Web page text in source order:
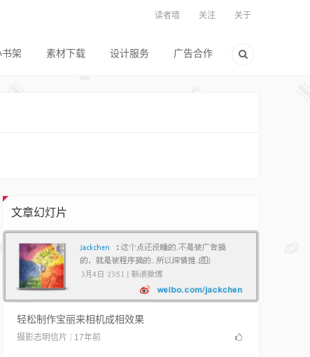
读者墙 关注 关于
书架 素材下载 设计服务 广告合作
文章幻灯片
轻松制作宝丽来相机成相效果
摄影志明信片 17年前